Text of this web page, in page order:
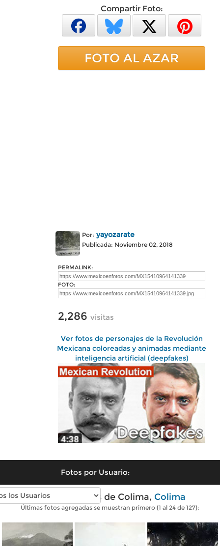
Compartir Foto:
FOTO AL AZAR
Por: yayozarate
Publicada: Noviembre 02, 2018
PERMALINK:
FOTO:
2,286 visitas
Ver fotos de personajes de la Revolución
Mexicana coloreadas y animadas mediante
inteligencia artificial (deepfakes)
Fotos por Usuario:
Fotos antiguas de Colima, Colima
Últimas fotos agregadas se muestran primero (1 al 24 de 127):